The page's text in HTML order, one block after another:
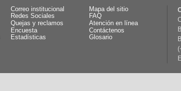
Correo institucional
Mapa del sitio
Redes Sociales
FAQ
Quejas y reclamos
Atención en línea
Encuesta
Contáctenos
Estadísticas
Glosario